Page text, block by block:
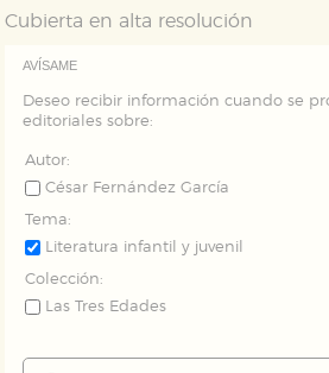
Cubierta en alta resolución
AVÍSAME
Deseo recibir información cuando se
editoriales sobre:
Autor:
César Fernández García
Tema:
Literatura infantil y juvenil
Colección:
Las Tres Edades
Estas cookies se utilizan para
nuestro sitio web. Almacenan
vez que nos visita. La
tanto, es anónima.
Estas cookies son gestionadas
publicitarios y se utilizan para
que se basan en la identificación